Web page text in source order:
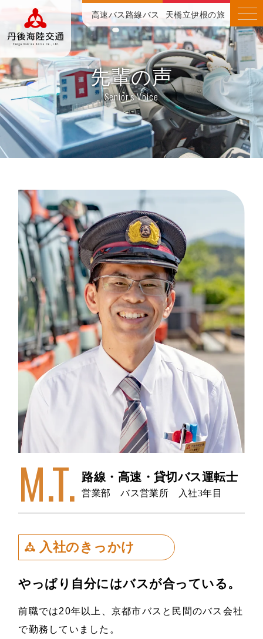
高速バス 路線バス 天橋立伊根の旅
先輩の声
Senior’s Voice
M.T. 路線・高速・貸切バス運転士
営業部 バス営業所 入社3年目
入社のきっかけ
やっぱり自分にはバスが合っている。
前職では20年以上、京都市バスと民間のバス会社
で勤務していました。